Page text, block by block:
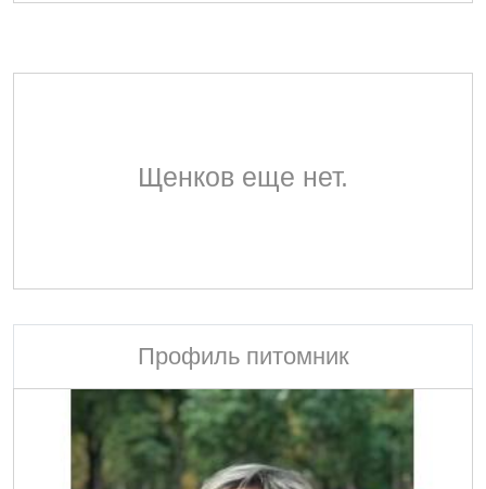
Щенков еще нет.
Профиль питомник